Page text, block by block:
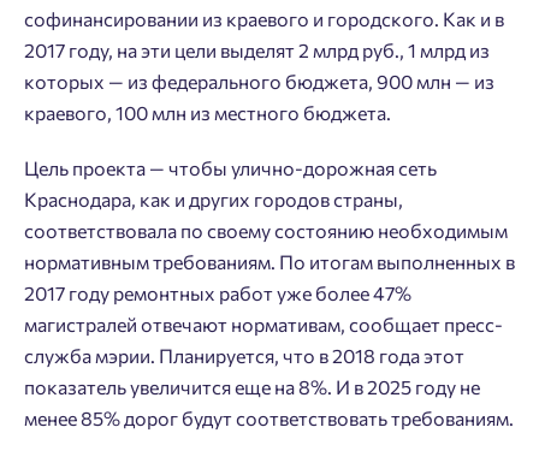
софинансировании из краевого и городского. Как и в
2017 году, на эти цели выделят 2 млрд руб., 1 млрд из
которых — из федерального бюджета, 900 млн — из
краевого, 100 млн из местного бюджета.
Цель проекта — чтобы улично-дорожная сеть
Краснодара, как и других городов страны,
соответствовала по своему состоянию необходимым
нормативным требованиям. По итогам выполненных в
2017 году ремонтных работ уже более 47%
магистралей отвечают нормативам, сообщает пресс-
служба мэрии. Планируется, что в 2018 года этот
показатель увеличится еще на 8%. И в 2025 году не
менее 85% дорог будут соответствовать требованиям.
Пожалуйста, оставьте ваши контакты и мы вам
перезвоним.
Телефон
Согласен на обработку персональных данных
Согласен получать информационную рассылку
Добро пожаловать в личный
кабинет
Делитесь подборками
Больше никаких паролей! Введите номер
телефона, кликнув на кнопку «Войти» ниже
и мы вышлем вам одноразовый код
подтверждения.
Выбор города
Краснодар
Пермь
Ростов-на-Дону
Екатеринбург
Владивосток
Астрахань
Нет времени выбирать?
Подбор квартиры за 3 минуты
Начать